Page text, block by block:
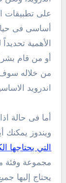
على تطبيقات
أساسى فى
الأهمية
أو من قام
من خلاله
اندرويد
أما فى حالة
ويندوز يمكنك
التي يحتاجها
مجموعة وفئة
يحتاج إليها